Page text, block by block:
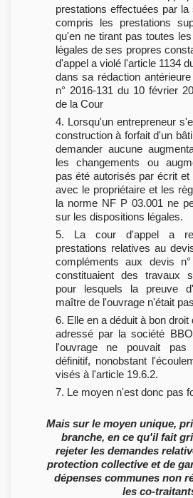
prestations effectuées par
compris les prestations
qu'en ne tirant pas toutes
légales de ses propres
d'appel a violé l'article 1134
dans sa rédaction
n° 2016-131 du 10 février
de la Cour
4. Lorsqu'un entrepreneur
construction à forfait d'un
demander aucune
les changements ou
pas été autorisés par écrit
avec le propriétaire et les
la norme NF P 03.001 ne
sur les dispositions légales.
5. La cour d'appel a
prestations relatives au
compléments aux devis
constituaient des travaux
pour lesquels la preuve
maître de l'ouvrage n'était
6. Elle en a déduit à bon
adressé par la société
l'ouvrage ne pouvait pas
définitif, nonobstant
visés à l'article 19.6.2.
7. Le moyen n'est donc pas
Mais sur le moyen unique,
branche, en ce qu'il fait
rejeter les demandes
protection collective et de
dépenses communes non
les co-